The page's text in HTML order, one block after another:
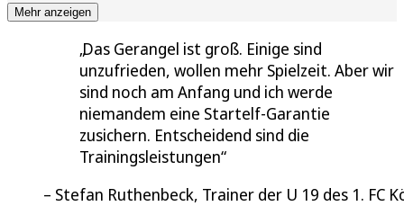
Mehr anzeigen
Das Gerangel ist groß. Einige sind
unzufrieden, wollen mehr Spielzeit. Aber wir
sind noch am Anfang und ich werde
niemandem eine Startelf-Garantie
zusichern. Entscheidend sind die
Trainingsleistungen
Stefan Ruthenbeck, Trainer der U 19 des 1. FC